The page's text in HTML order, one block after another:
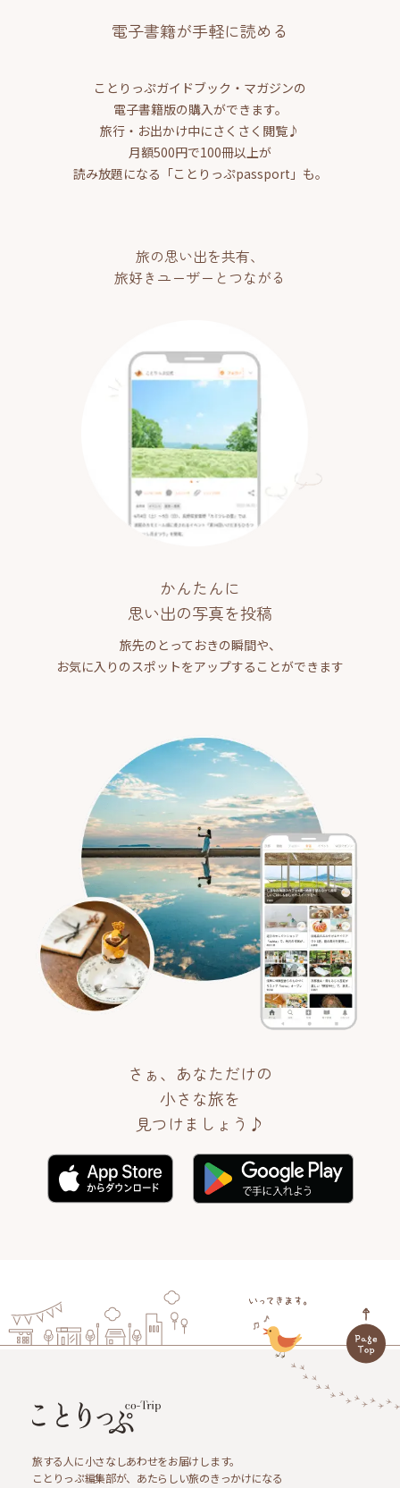
電子書籍が手軽に読める
ことりっぷガイドブック・マガジンの
電子書籍版の購入ができます。
旅行・お出かけ中にさくさく閲覧♪
月額500円で100冊以上が
読み放題になる「ことりっぷpassport」も。
旅の思い出を共有、
旅好きユーザーとつながる
かんたんに
思い出の写真を投稿
旅先のとっておきの瞬間や、
お気に入りのスポットをアップすることができます
さぁ、あなただけの
小さな旅を
見つけましょう♪
旅する人に小さなしあわせをお届けします。
ことりっぷ編集部が、あたらしい旅のきっかけになる